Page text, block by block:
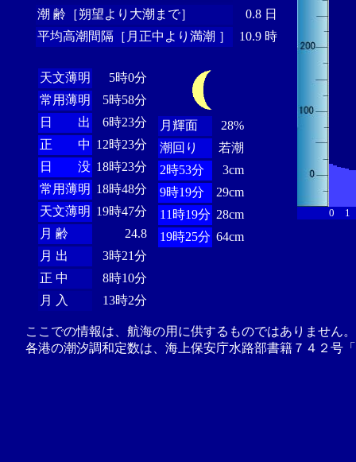
潮 齢［朔望より大潮まで］
0.8 日
平均高潮間隔［月正中より満潮 ］
10.9 時
天文薄明
5時0分
常用薄明
5時58分
日 出
6時23分
正 中 12時23分
日 没 18時23分
常用薄明 18時48分
天文薄明 19時47分
月 齢
24.8
月 出
3時21分
正 中
8時10分
月 入
13時2分
月輝面
28%
潮回り
若潮
2時53分
3cm
9時19分
29cm
11時19分 28cm
19時25分 64cm
0 1
ここでの情報は、航海の用に供するものではありません
各港の潮汐調和定数は、海上保安庁水路部書籍７４２号